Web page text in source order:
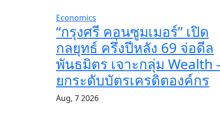
Economics
“กรุงศรี คอนซูมเมอร์” เปิด
กลยุทธ์ ครึ่งปีหลัง 69 จ่อดีล
พันธมิตร เจาะกลุ่ม Wealth
ยกระดับบัตรเครดิตองค์กร
Aug, 7 2026